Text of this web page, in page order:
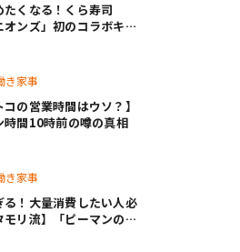
たくなる！くら寿司
ンズ」初のコラボキャ
き家事
コの営業時間はウソ？】
時間10時前の噂の真相
き家事
る！大量消費したい人必
モリ流】「ピーマンの焼